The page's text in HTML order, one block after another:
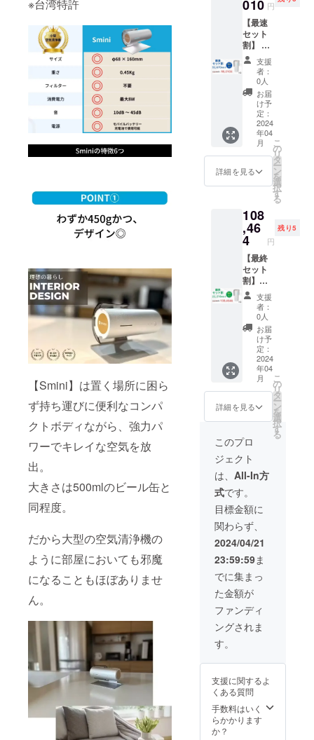
※台湾特許
【Smini】は置く場所に困ら
ず持ち運びに便利なコンパ
クトボディながら、強力パ
ワーでキレイな空気を放
出。
大きさは500mlのビール缶と
同程度。
だから大型の空気清浄機の
ように部屋においても邪魔
になることもほぼありませ
ん。
関して
は随時
活動報
告にて
報告さ
せて頂
きま
す。
が変更
になる
可能性
もござ
いま
す。 ※
発送は
日本国
内に限
らせて
頂きま
す。 ※
デザイ
ン・仕
更にな
る可能
す。ご
了承く
ださ
い。 ※
配送は
海外発
送とな
り、台
湾から
国際普
通便を
利用し
ます。
日本倉
庫から
一回検
送され
ます。
通常3週
間程度
で配送
されま
すが、
か月を
超える
ことも
ありま
す。
況、製
造工程
上の都
合等に
より出
荷時期
が遅れ
る場合
があり
す。
※皆様の
ご支援
により
量産効
率が向
売価格
が変更
になる
可能性
もござ
いま
す。 ※
発送は
日本国
内に限
らせて
頂きま
す。 ※
デザイ
ン・仕
様は変
更にな
る可能
す。ご
ださ
い。 ※
配送は
海外発
送とな
り、台
湾から
国際普
利用し
ます。
日本倉
庫から
一回検
品後配
送され
間程度
で配送
されま
すが、
稀に１
か月を
月間保
証】 内
容：本
体、
USB-
typeA-
C 電源
ケーブ
ル、説
明書
（ク
イック
スター
トガイ
ド） ※
材の供
給状
況、製
造工程
上の都
合等に
より出
荷時期
が遅れ
る場合
があり
す。
※皆様の
ご支援
により
量産効
率が向
一般販
売価格
が変更
になる
可能性
もござ
いま
す。 ※
発送は
日本国
内に限
らせて
頂きま
す。 ※
デザイ
ン・仕
様は変
更にな
ざいま
す。ご
了承く
ださ
い。 ※
配送は
010 円
【最速
セット
割】 3
名様限
定
Smini
×2 （販
売予定
価格
130,680
円の
32,670
円引
き）
税込・
送料0円
故障に
よる6ヶ
月間保
証】 内
容：本
体×2、
USB-
typeA-
C 電源
ケーブ
ル、説
明書
（ク
イック
スター
トガイ
ド） ※
ご注文
状況、
使用部
材の供
給状
況、製
造工程
上の都
合等に
より出
荷時期
が遅れ
る場合
があり
ま
す。
※皆様の
ご支援
により
量産効
率が向
一般販
が変更
になる
可能性
もござ
いま
支援
者：
0人
お届
け予
定：
2024
年04
月
詳細を見る
こ
の
リ
タ
ー
ン
を
選
択
す
る
108
,46
4 円
残り5
【最終
セット
割】
限定5名
様
Smini
×2 （販
売予定
価格
130,680
円の
22,216
円引
き）
税込・
送料0円
【自然
故障に
よる6ヶ
月間保
証】 内
容：本
体×2、
USB-
typeA-
C 電源
ケーブ
ル、説
明書
（ク
イック
スター
トガイ
ド） ※
使用部
給状
況、製
造工程
上の都
合等に
支援
者：
0人
お届
け予
定：
2024
年04
月
詳細を見る
こ
の
リ
タ
ー
ン
を
選
択
す
る
このプロ
ジェクト
は、 All-In方
式です。
目標金額に
関わらず、
2024/04/21
23:59:59ま
でに集まっ
た金額が
ファンディ
ングされま
す。
支援に関するよ
くある質問
手数料はいく
らかかります
か？